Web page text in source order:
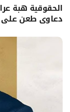
دعاوى طعن على